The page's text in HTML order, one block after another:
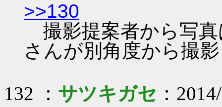
>>130
撮影提案者から写
さんが別角度から撮
132 ： サツキガセ ：